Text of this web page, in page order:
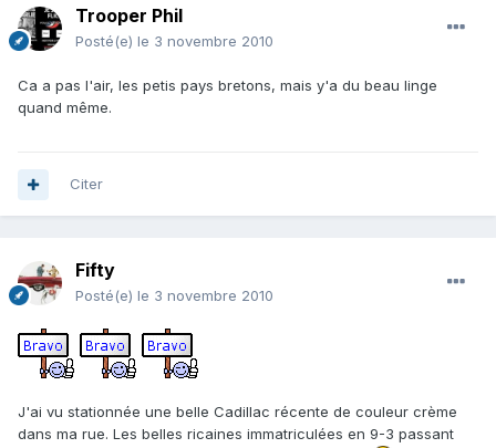
Trooper Phil
Posté(e) le 3 novembre 2010
Ca a pas l'air, les petis pays bretons, mais y'a du beau linge
quand même.
Citer
Fifty
Posté(e) le 3 novembre 2010
J'ai vu stationnée une belle Cadillac récente de couleur crème
dans ma rue. Les belles ricaines immatriculées en 9-3 passant